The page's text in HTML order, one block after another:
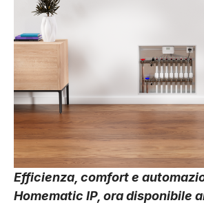
Efficienza, comfort e
Homematic IP, ora disponibile